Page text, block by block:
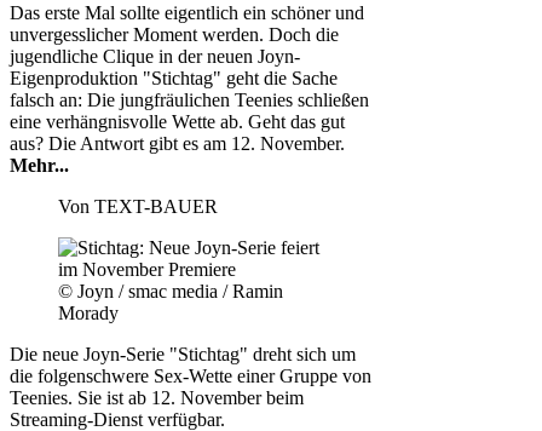
Das erste Mal sollte eigentlich ein schöner und
unvergesslicher Moment werden. Doch die
jugendliche Clique in der neuen Joyn-
Eigenproduktion "Stichtag" geht die Sache
falsch an: Die jungfräulichen Teenies schließen
eine verhängnisvolle Wette ab. Geht das gut
aus? Die Antwort gibt es am 12. November.
Mehr...
Von TEXT-BAUER
© Joyn / smac media / Ramin
Morady
Die neue Joyn-Serie "Stichtag" dreht sich um
die folgenschwere Sex-Wette einer Gruppe von
Teenies. Sie ist ab 12. November beim
Streaming-Dienst verfügbar.